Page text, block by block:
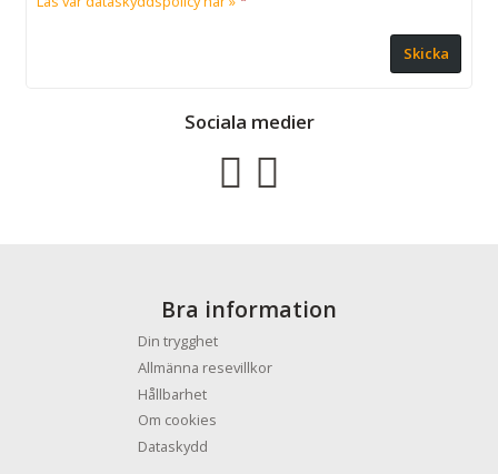
Sociala medier
Bra information
Din trygghet
Allmänna resevillkor
Hållbarhet
Om cookies
Dataskydd